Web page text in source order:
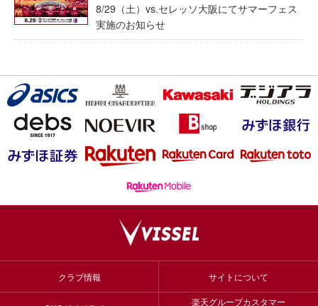
8/29（土）vs.セレッソ大阪にてサマーフェス
実施のお知らせ
クラブ情報 サイトについて
楽天グループカスタマー